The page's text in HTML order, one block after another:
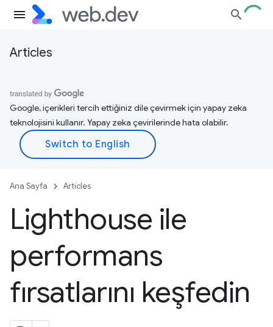
Articles
Google, içerikleri tercih ettiğiniz dile çevirmek için yapay zeka
teknolojisini kullanır. Yapay zeka çevirilerinde hata olabilir.
Ana Sayfa Articles
Lighthouse ile
performans
fırsatlarını keşfedin